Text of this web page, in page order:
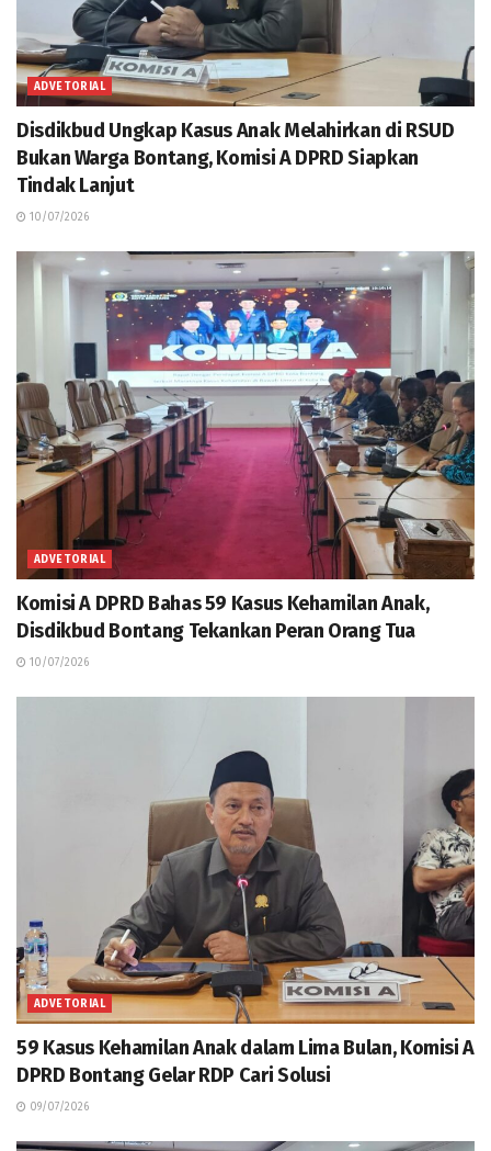
ADVETORIAL
Disdikbud Ungkap Kasus Anak Melahirkan di RSUD
Bukan Warga Bontang, Komisi A DPRD Siapkan
Tindak Lanjut
10/07/2026
ADVETORIAL
Komisi A DPRD Bahas 59 Kasus Kehamilan Anak,
Disdikbud Bontang Tekankan Peran Orang Tua
10/07/2026
ADVETORIAL
59 Kasus Kehamilan Anak dalam Lima Bulan, Komisi A
DPRD Bontang Gelar RDP Cari Solusi
09/07/2026